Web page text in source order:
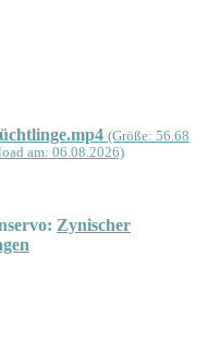
(Größe: 56.68
am: 06.08.2026)
Zynischer